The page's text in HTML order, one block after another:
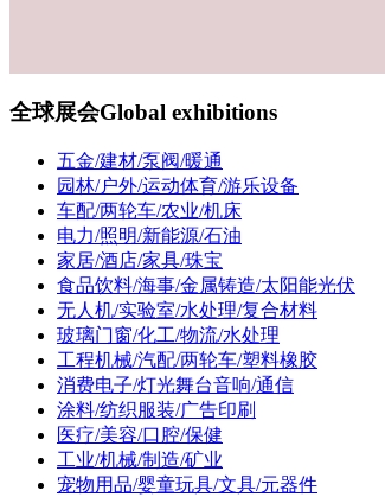
全球展会Global exhibitions
五金/建材/泵阀/暖通
园林/户外/运动体育/游乐设备
车配/两轮车/农业/机床
电力/照明/新能源/石油
家居/酒店/家具/珠宝
食品饮料/海事/金属铸造/太阳能光伏
无人机/实验室/水处理/复合材料
玻璃门窗/化工/物流/水处理
工程机械/汽配/两轮车/塑料橡胶
消费电子/灯光舞台音响/通信
涂料/纺织服装/广告印刷
医疗/美容/口腔/保健
工业/机械/制造/矿业
宠物用品/婴童玩具/文具/元器件